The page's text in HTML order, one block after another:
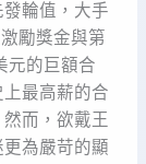
輪值，大手
勵獎金與第
元的巨額合
最高薪的合
而，欲戴王
為嚴苛的顯